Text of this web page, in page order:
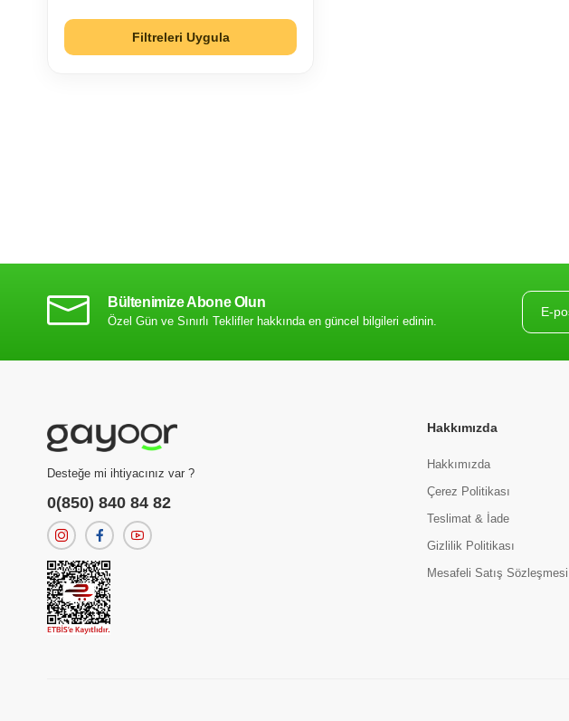
Filtreleri Uygula
Bültenimize Abone Olun
Özel Gün ve Sınırlı Teklifler hakkında en güncel bilgileri edinin.
Desteğe mi ihtiyacınız var ?
0(850) 840 84 82
Hakkımızda
Hakkımızda
Çerez Politikası
Teslimat & İade
Gizlilik Politikası
Mesafeli Satış Sözleşmesi